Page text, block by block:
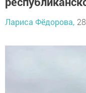
Лариса Фёдорова,